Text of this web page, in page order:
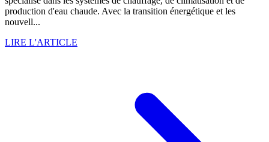
production d'eau chaude. Avec la transition énergétique et les
nouvell...
LIRE L'ARTICLE